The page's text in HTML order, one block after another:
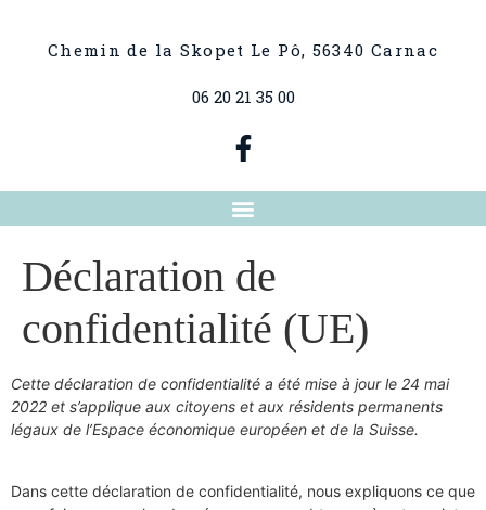
Chemin de la Skopet Le Pô, 56340 Carnac
06 20 21 35 00
Déclaration de
confidentialité (UE)
Cette déclaration de confidentialité a été mise à jour le 24 mai
2022 et s’applique aux citoyens et aux résidents permanents
légaux de l’Espace économique européen et de la Suisse.
Dans cette déclaration de confidentialité, nous expliquons ce que